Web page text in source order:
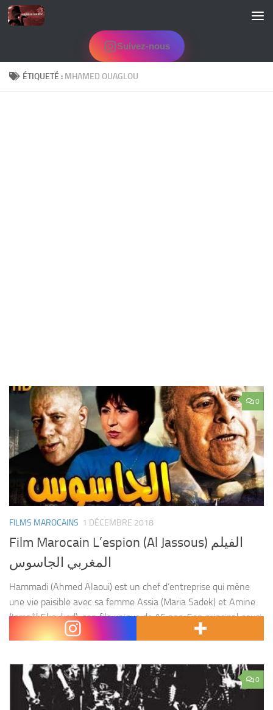
Skip to content
Suivez-nous
ÉTIQUETÉ : MHAMED OUAGLOU
0
FILMS MAROCAINS 1 DÉCEMBRE 2018
Film Marocain L’espion (Al Jassous) الفيلم
المغربي الجاسوس
Hammadi (Ahmed Alaoui) est un chef d’entreprise qui mène
une vie paisible avec sa femme Assia (Maria Sadek) et Amine
(Ismaêl Skouked), son fils unique de 16 ans. Son principal souci
est son embonpoint....
0